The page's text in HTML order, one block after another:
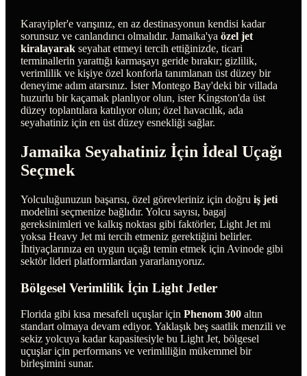
Karayipler'e varışınız, en az destinasyonun kendisi kadar
sorunsuz ve canlandırıcı olmalıdır. Jamaika'yaözel jet
kiralayarak seyahat etmeyi tercih ettiğinizde, ticari
terminallerin yarattığı karmaşayı geride bırakır; gizlilik,
verimlilik ve kişiye özel konforla tanımlanan üst düzey bir
deneyime adım atarsınız. İster Montego Bay'deki bir villada
huzurlu bir kaçamak planlıyor olun, ister Kingston'da üst
düzey toplantılara katılıyor olun; özel havacılık, ada
seyahatiniz için en üst düzey esnekliği sağlar.
Jamaika Seyahatiniz İçin İdeal Uçağı
Seçmek
Yolculuğunuzun başarısı, özel görevleriniz için doğruiş jeti
modelini seçmenize bağlıdır. Yolcu sayısı, bagaj
gereksinimleri ve kalkış noktası gibi faktörler, Light Jet mi
yoksa Heavy Jet mi tercih etmeniz gerektiğini belirler.
İhtiyaçlarınıza en uygun uçağı temin etmek için Avinode gibi
sektör lideri platformlardan yararlanıyoruz.
Bölgesel Verimlilik İçin Light Jetler
Florida gibi kısa mesafeli uçuşlar içinPhenom 300 altın
standart olmaya devam ediyor. Yaklaşık beş saatlik menzili ve
sekiz yolcuya kadar kapasitesiyle bu Light Jet, bölgesel
uçuşlar için performans ve verimliliğin mükemmel bir
birleşimini sunar.